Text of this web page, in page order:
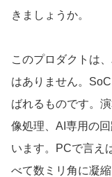
きましょうか。
このプロダクトは
はありません。
ばれるものです。
像処理、AI専用の
います。PCで言え
べて数ミリ角に凝